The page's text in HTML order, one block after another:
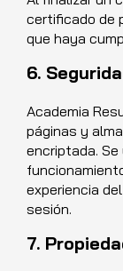
certificado de
que haya
6.
Academia
páginas y
encriptada.
experiencia
sesión.
7.